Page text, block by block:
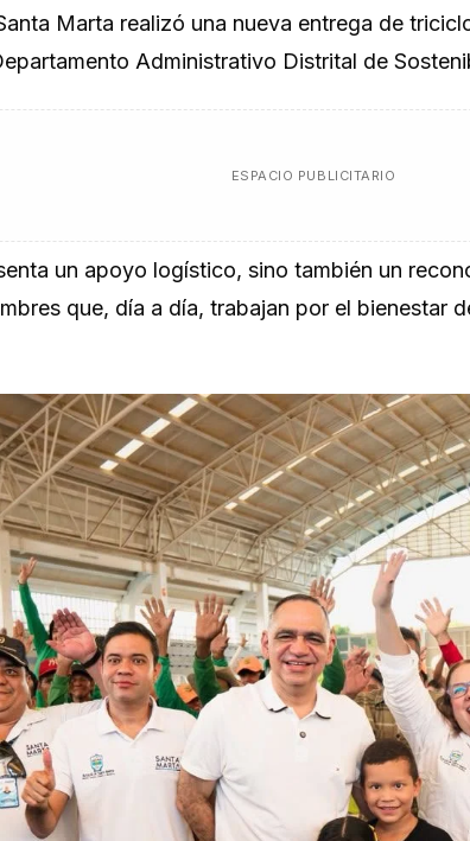
Marta realizó una nueva entrega de
Administrativo Distrital de
ESPACIO PUBLICITARIO
un apoyo logístico, sino también un
que, día a día, trabajan por el bienestar